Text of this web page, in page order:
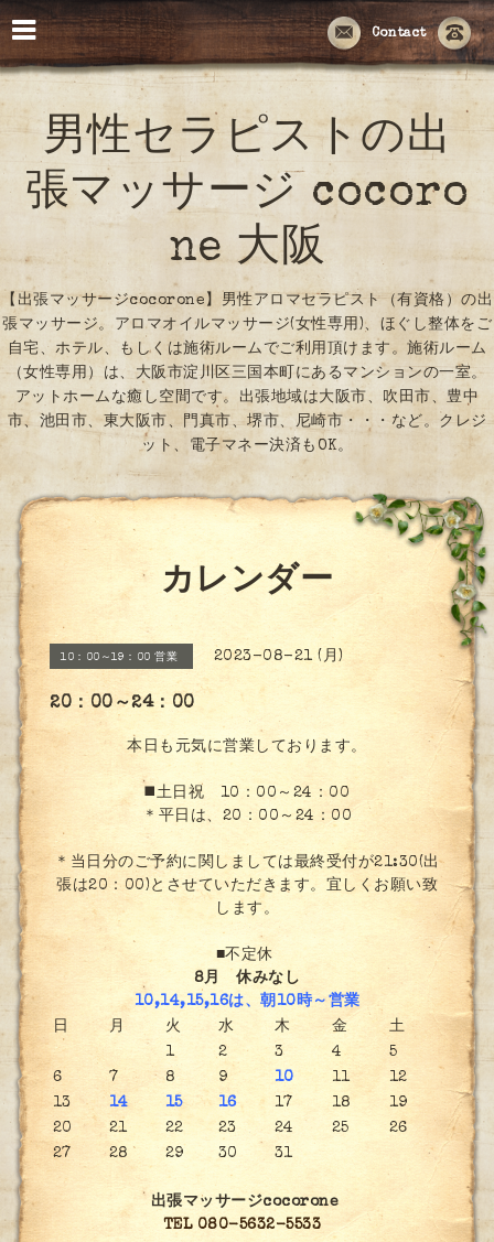
Contact
男性セラピストの出
張マッサージ cocoro
ne 大阪
【出張マッサージcocorone】男性アロマセラピスト（有資格）の出
張マッサージ。アロマオイルマッサージ(女性専用)、ほぐし整体をご
自宅、ホテル、もしくは施術ルームでご利用頂けます。施術ルーム
（女性専用）は、大阪市淀川区三国本町にあるマンションの一室。
アットホームな癒し空間です。出張地域は大阪市、吹田市、豊中
市、池田市、東大阪市、門真市、堺市、尼崎市・・・など。クレジ
ット、電子マネー決済もOK。
カレンダー
10：00～19：00 営業 2023-08-21 (月)
20：00～24：00
本日も元気に営業しております。
◼️土日祝 10：00～24：00
＊平日は、20：00～24：00
＊当日分のご予約に関しましては最終受付が21:30(出
張は20：00)とさせていただきます。宜しくお願い致
します。
■不定休
8月 休みなし
10,14,15,16は、朝10時～営業
日
月 火 水 木 金
土
1
2 3 4
5
6
7 8 9 10 11
12
13
14 15 16 17 18
19
20
21 22 23 24 25
26
27
28 29 30 31
出張マッサージcocorone
TEL 080-5632-5533